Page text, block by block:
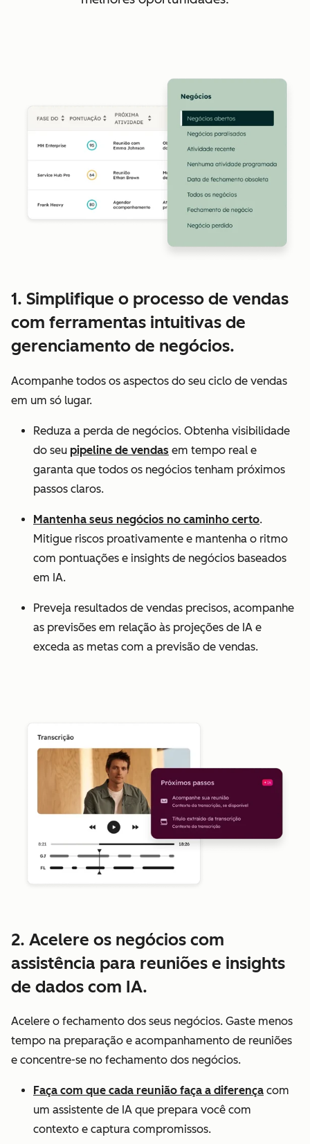
1. Simplifique o processo de vendas
com ferramentas intuitivas de
gerenciamento de negócios.
Acompanhe todos os aspectos do seu ciclo de vendas
em um só lugar.
Reduza a perda de negócios. Obtenha visibilidade
do seu pipeline de vendas em tempo real e
garanta que todos os negócios tenham próximos
passos claros.
Mantenha seus negócios no caminho certo.
Mitigue riscos proativamente e mantenha o ritmo
com pontuações e insights de negócios baseados
em IA.
Preveja resultados de vendas precisos, acompanhe
as previsões em relação às projeções de IA e
exceda as metas com a previsão de vendas.
2. Acelere os negócios com
assistência para reuniões e insights
de dados com IA.
Acelere o fechamento dos seus negócios. Gaste menos
tempo na preparação e acompanhamento de reuniões
e concentre-se no fechamento dos negócios.
Faça com que cada reunião faça a diferença com
um assistente de IA que prepara você com
contexto e captura compromissos.